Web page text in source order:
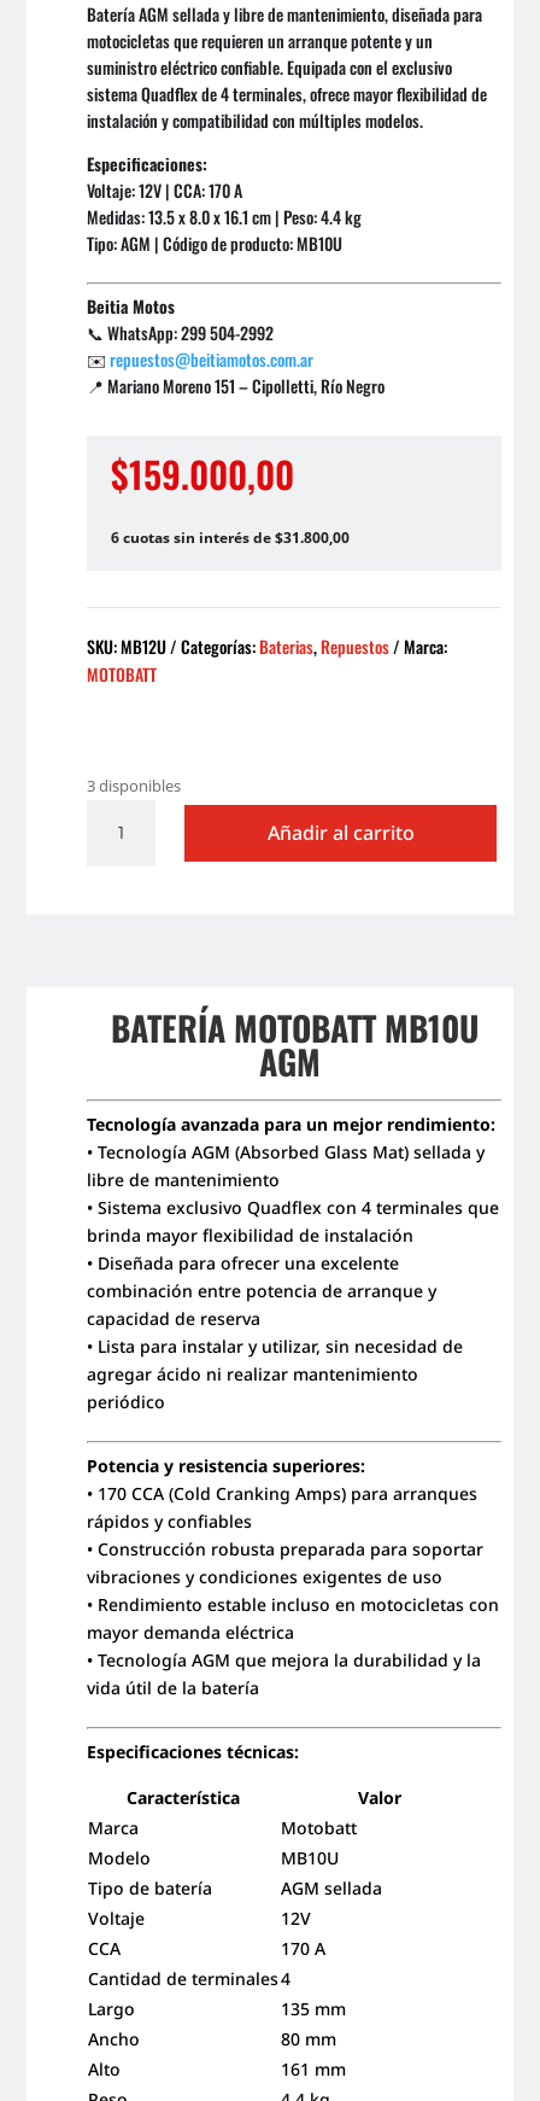
Batería AGM sellada y libre de mantenimiento, diseñada para
motocicletas que requieren un arranque potente y un
suministro eléctrico confiable. Equipada con el exclusivo
sistema Quadflex de 4 terminales, ofrece mayor flexibilidad de
instalación y compatibilidad con múltiples modelos.
Especificaciones:
Voltaje: 12V | CCA: 170 A
Medidas: 13.5 x 8.0 x 16.1 cm | Peso: 4.4 kg
Tipo: AGM | Código de producto: MB10U
Beitia Motos
📞 WhatsApp: 299 504-2992
✉️repuestos@beitiamotos.com.ar
📍 Mariano Moreno 151 – Cipolletti, Río Negro
$159.000,00
6 cuotas sin interés de $31.800,00
SKU:MB12U Categorías:Baterias,Repuestos Marca:
MOTOBATT
3 disponibles
MOTOBATT
Añadir al carrito
BATERÍA MOTOBATT MB10U
AGM
Tecnología avanzada para un mejor rendimiento:
• Tecnología AGM (Absorbed Glass Mat) sellada y
libre de mantenimiento
• Sistema exclusivo Quadflex con 4 terminales que
brinda mayor flexibilidad de instalación
• Diseñada para ofrecer una excelente
combinación entre potencia de arranque y
capacidad de reserva
• Lista para instalar y utilizar, sin necesidad de
agregar ácido ni realizar mantenimiento
periódico
Potencia y resistencia superiores:
• 170 CCA (Cold Cranking Amps) para arranques
rápidos y confiables
• Construcción robusta preparada para soportar
vibraciones y condiciones exigentes de uso
• Rendimiento estable incluso en motocicletas con
mayor demanda eléctrica
• Tecnología AGM que mejora la durabilidad y la
vida útil de la batería
Especificaciones técnicas:
Característica
Valor
Marca
Motobatt
Modelo
MB10U
Tipo de batería
AGM sellada
Voltaje
12V
CCA
170 A
Cantidad de terminales4
Largo
135 mm
Ancho
80 mm
Alto
161 mm